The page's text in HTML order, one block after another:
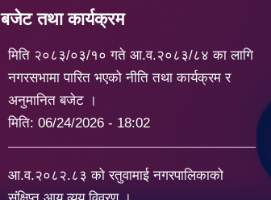
बजेट तथा कार्यक्रम
मिति २०८३/०३/१० गते आ.व.२०८३/८४ का लागि
नगरसभामा पारित भएको नीति तथा कार्यक्रम र
अनुमानित बजेट ।
मिति: 06/24/2026 - 18:02
आ.व.२०८२.८३ को रतुवामाई नगरपालिकाको